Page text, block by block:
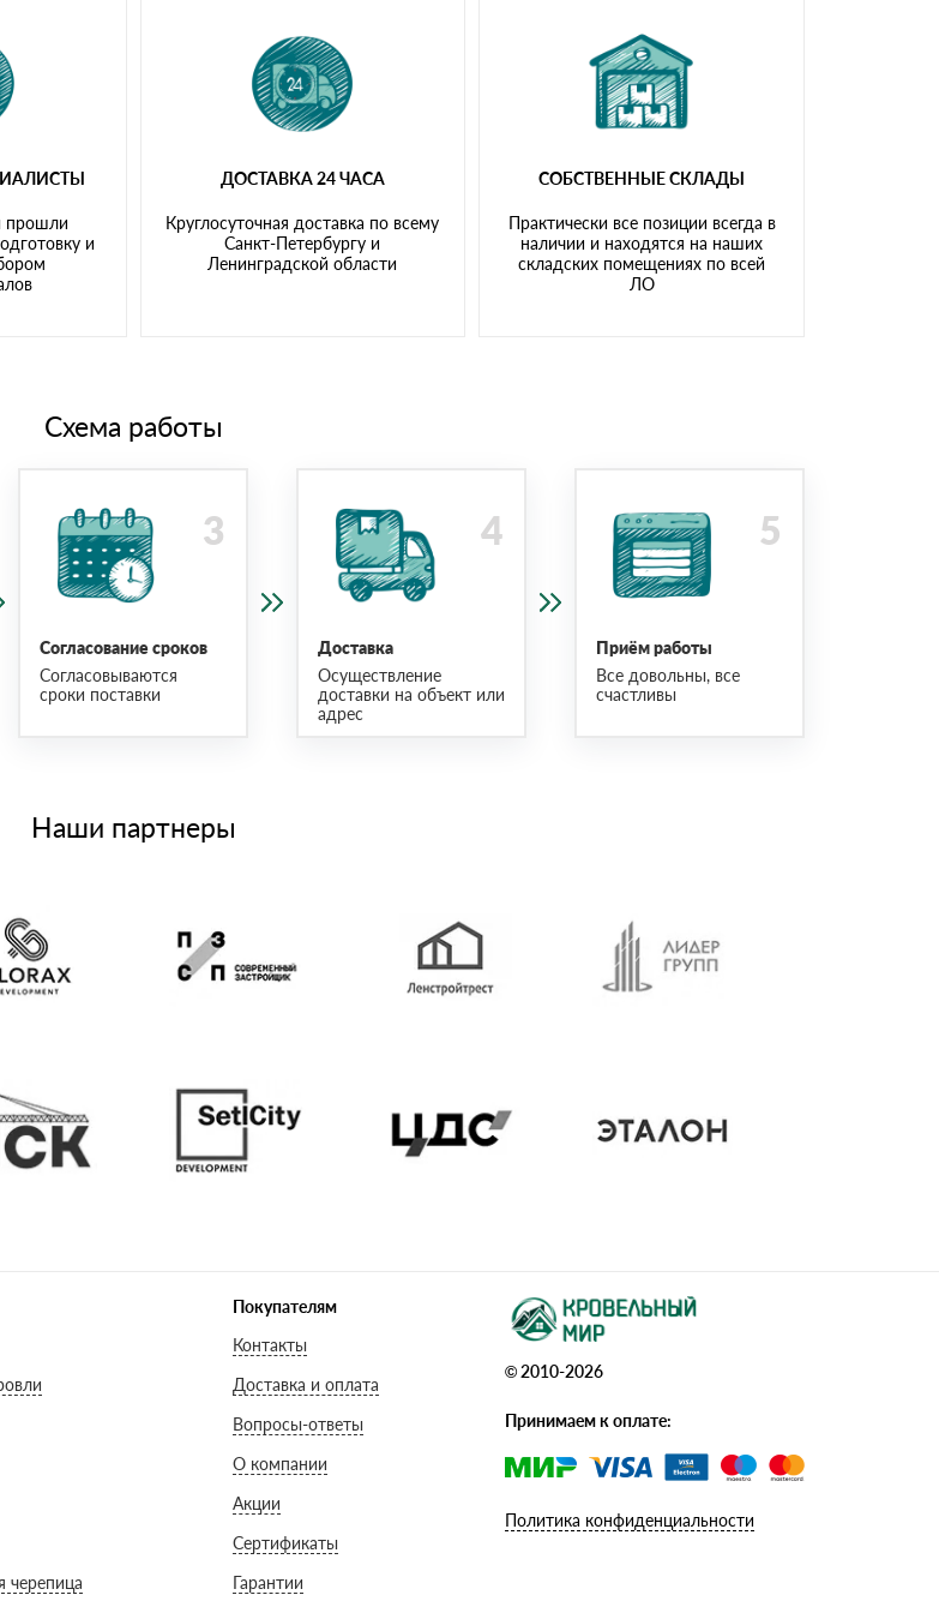
прошли
и
ДОСТАВКА 24 ЧАСА
Круглосуточная доставка по всему
Санкт-Петербургу и
Ленинградской области
СОБСТВЕННЫЕ СКЛАДЫ
Практически все позиции всегда в
наличии и находятся на наших
складских помещениях по всей
ЛО
Схема работы
Согласование сроков
Согласовываются
сроки поставки
Доставка
Осуществление
доставки на объект или
адрес
Приём работы
Все довольны, все
счастливы
Наши партнеры
черепица
Покупателям
Контакты
Доставка и оплата
Вопросы-ответы
О компании
Акции
Сертификаты
Гарантии
© 2010-2026
Принимаем к оплате:
Политика конфиденциальности